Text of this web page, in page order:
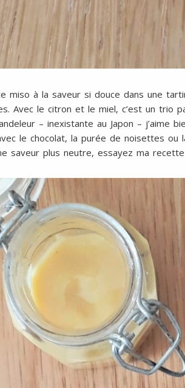
ce miso à la saveur si douce dans une
Avec le citron et le miel, c’est un trio
– inexistante au Japon – j’aime
le chocolat, la purée de noisettes
saveur plus neutre, essayez ma